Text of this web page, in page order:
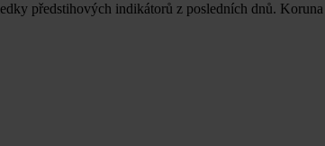
předstihových indikátorů z posledních dnů.